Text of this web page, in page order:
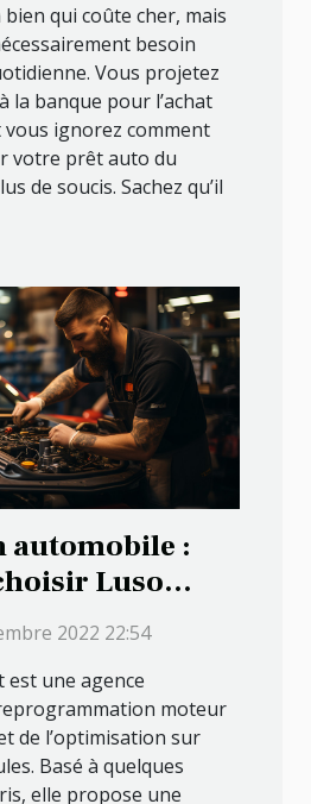
qui coûte cher, mais
besoin
Vous projetez
la banque pour l’achat
vous ignorez comment
votre prêt auto du
de soucis. Sachez qu’il
automobile :
Luso
?
2022 22:54
une agence
moteur
de l’optimisation sur
Basé à quelques
elle propose une